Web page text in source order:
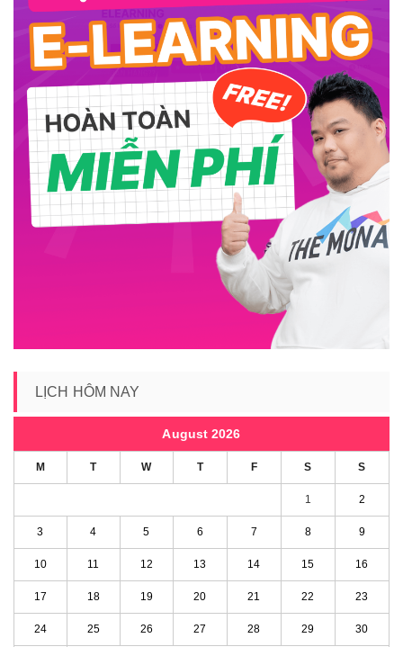
LỊCH HÔM NAY
August 2026
M T W T F S S
1 2
3 4 5 6 7 8 9
10 11 12 13 14 15 16
17 18 19 20 21 22 23
24 25 26 27 28 29 30